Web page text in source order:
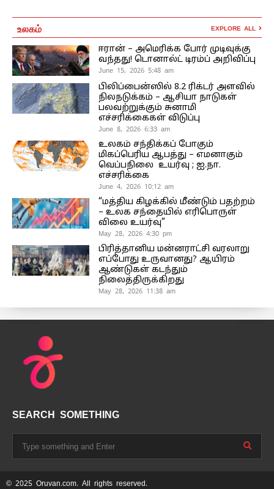
உலகம் EXPLORE ALL
ஈரான் – அமெரிக்க போர் முடிவுக்கு
வந்தது! டொனால்ட் டிரம்ப் அறிவிப்பு
June 15, 2026 5:48 am
பிலிப்பைன்ஸில் 8.2 ரிக்டர் அளவில்
நிலநடுக்கம் – ஆசியா நாடுகள்
பலவற்றுக்கும் சுனாமி
எச்சரிக்கைகள் விடுப்பு
June 8, 2026 6:33 am
உலகம் சந்திக்கப் போகும்
மிகப்பெரிய ஆபத்து – எமனாகும்
வெப்பநிலை உயர்வு ; ஐ.நா.
எச்சரிக்கை
June 4, 2026 10:12 am
“மத்திய கிழக்கில் மீண்டும் பதற்றம்
– உலக சந்தையில் எரிபொருள்
விலை உயர்வு”
May 28, 2026 4:30 pm
பிரித்தானிய மன்னராட்சி வரலாறு
எப்போது உருவானது? ஆயிரம்
ஆண்டுகள் கடந்தும்
நிலைத்திருக்கிறது
May 28, 2026 11:38 am
SEARCH SOMETHING
© 2025 Oruvan.com. All rights reserved.